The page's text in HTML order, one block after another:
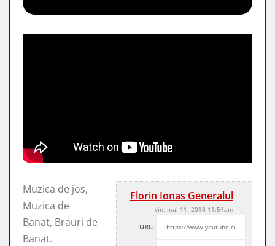
Florin Ionas Generalul
vin, mai 11, 2018 11:54am
URL:
Muzica de jos,
Muzica de
Banat, Brauri de
Banat.